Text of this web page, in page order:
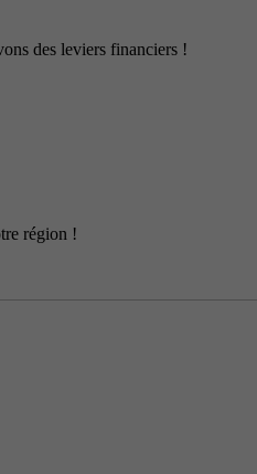
des leviers financiers !
région !